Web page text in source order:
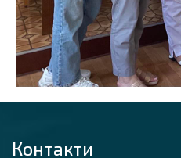
Контакти